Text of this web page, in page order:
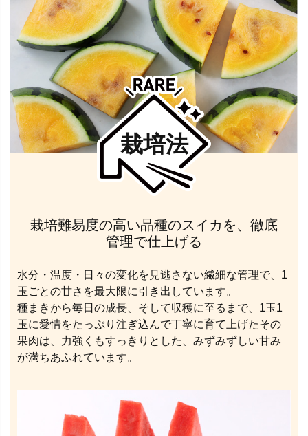
栽培法
栽培難易度の高い品種のスイカを、徹底
管理で仕上げる
水分・温度・日々の変化を見逃さない繊細な管理で、1
玉ごとの甘さを最大限に引き出しています。
種まきから毎日の成長、そして収穫に至るまで、1玉1
玉に愛情をたっぷり注ぎ込んで丁寧に育て上げたその
果肉は、力強くもすっきりとした、みずみずしい甘み
が満ちあふれています。